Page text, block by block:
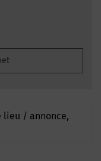
lieu / annonce,